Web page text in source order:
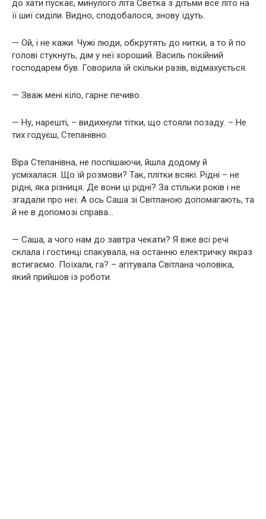
до хати пускає, минулого літа Светка з дітьми все літо на
її шиї сиділи. Видно, сподобалося, знову їдуть.
— Ой, і не кажи. Чужі люди, обкрутять до нитки, а то й по
голові стукнуть, дім у неї хороший. Василь покійний
господарем був. Говорила їй скільки разів, відмахується.
— Зваж мені кіло, гарне печиво.
— Ну, нарешті, – видихнули тітки, що стояли позаду. – Не
тих годуєш, Степанівно.
Віра Степанівна, не поспішаючи, йшла додому й
усміхалася. Що їй розмови? Так, плітки всякі. Рідні – не
рідні, яка різниця. Де вони ці рідні? За стільки років і не
згадали про неї. А ось Саша зі Світланою допомагають, та
й не в допомозі справа…
— Саша, а чого нам до завтра чекати? Я вже всі речі
склала і гостинці спакувала, на останню електричку якраз
встигаємо. Поїхали, га? – агітувала Світлана чоловіка,
який прийшов із роботи.